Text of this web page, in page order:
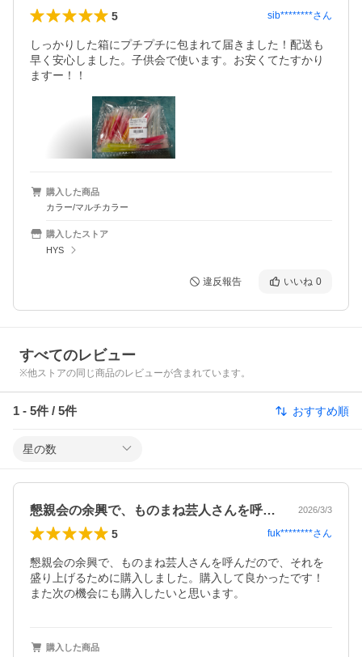
5 sib********さん
しっかりした箱にプチプチに包まれて届きました！配送も
早く安心しました。子供会で使います。お安くてたすかり
ますー！！
購入した商品
カラー/マルチカラー
購入したストア
HYS
違反報告 いいね 0
すべてのレビュー
※他ストアの同じ商品のレビューが含まれています。
1 - 5件 / 5件 おすすめ順
星の数
懇親会の余興で、ものまね芸人さんを呼ん… 2026/3/3
5 fuk********さん
懇親会の余興で、ものまね芸人さんを呼んだので、それを
盛り上げるために購入しました。購入して良かったです！
また次の機会にも購入したいと思います。
購入した商品